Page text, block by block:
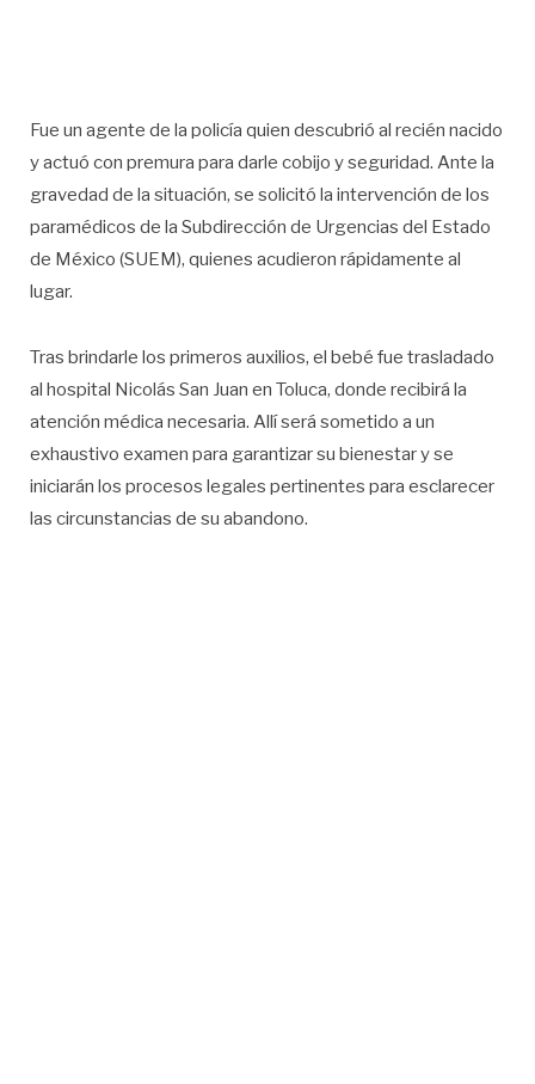
Fue un agente de la policía quien descubrió al recién nacido
y actuó con premura para darle cobijo y seguridad. Ante la
gravedad de la situación, se solicitó la intervención de los
paramédicos de la Subdirección de Urgencias del Estado
de México (SUEM), quienes acudieron rápidamente al
lugar.
Tras brindarle los primeros auxilios, el bebé fue trasladado
al hospital Nicolás San Juan en Toluca, donde recibirá la
atención médica necesaria. Allí será sometido a un
exhaustivo examen para garantizar su bienestar y se
iniciarán los procesos legales pertinentes para esclarecer
las circunstancias de su abandono.